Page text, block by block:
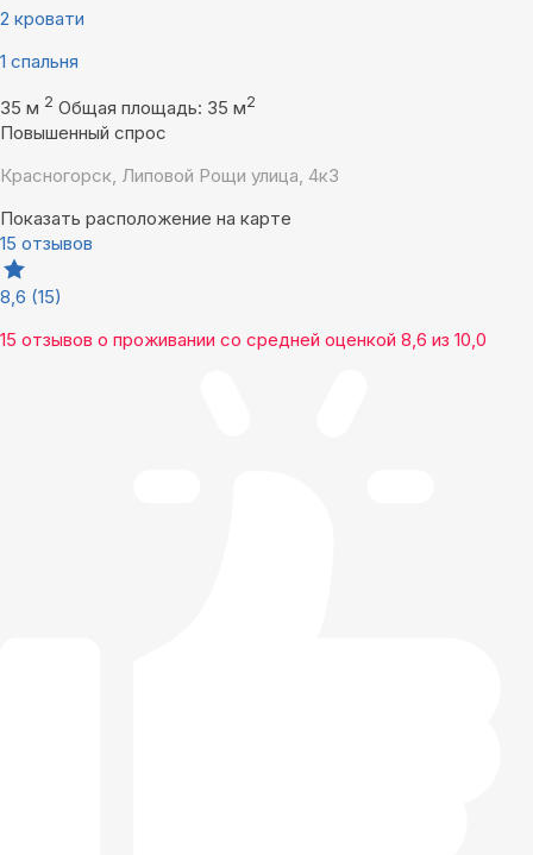
2 кровати
1 спальня
35 м 2 Общая площадь: 35 м2
Повышенный спрос
Красногорск, Липовой Рощи улица, 4к3
Показать расположение на карте
15 отзывов
8,6 (15)
15 отзывов о проживании со средней оценкой 8,6 из 10,0